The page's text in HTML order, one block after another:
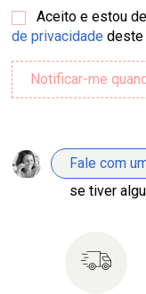
Aceito e estou
de privacidade deste
Fale com
se tiver